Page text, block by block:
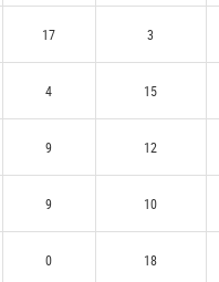
17 3
4 15
9 12
9 10
0 18